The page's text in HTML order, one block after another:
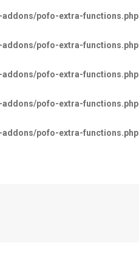
pofo-extra-functions.php
pofo-extra-functions.php
pofo-extra-functions.php
pofo-extra-functions.php
pofo-extra-functions.php